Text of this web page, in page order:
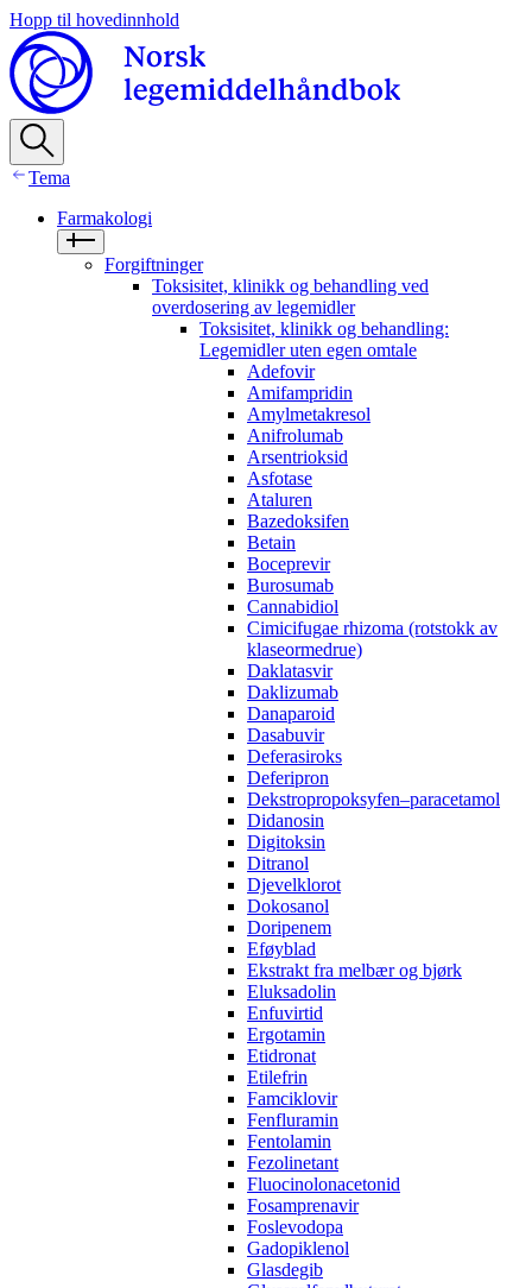
Hopp til hovedinnhold
Tema
Farmakologi
Forgiftninger
Toksisitet, klinikk og behandling ved
overdosering av legemidler
Toksisitet, klinikk og behandling:
Legemidler uten egen omtale
Adefovir
Amifampridin
Amylmetakresol
Anifrolumab
Arsentrioksid
Asfotase
Ataluren
Bazedoksifen
Betain
Boceprevir
Burosumab
Cannabidiol
Cimicifugae rhizoma (rotstokk av
klaseormedrue)
Daklatasvir
Daklizumab
Danaparoid
Dasabuvir
Deferasiroks
Deferipron
Dekstropropoksyfen–paracetamol
Didanosin
Digitoksin
Ditranol
Djevelklorot
Dokosanol
Doripenem
Eføyblad
Ekstrakt fra melbær og bjørk
Eluksadolin
Enfuvirtid
Ergotamin
Etidronat
Etilefrin
Famciklovir
Fenfluramin
Fentolamin
Fezolinetant
Fluocinolonacetonid
Fosamprenavir‌ ‍ ​‍​‍‌‍ ‌ ​‍‌‍‍‌‌‍‌ ‌‍‍‌‌‍ ‍​‍​‍​ ‍‍​‍​‍‌ ​ ‌‍​‌‌‍ ‍‌‍‍‌‌ ‌​‌ ‍‌​‍ ‍‌‍‍‌‌‍ ​‍​‍​‍ ​​‍​‍‌‍‍​‌ ​‍‌‍‌‌‌‍‌‍​‍​‍​ ‍‍​‍​‍​‍ ‌ ​ ‌ ‌​‌ ‌‌‌‍‌​‌‍‍‌‌‍ ​‍ ‌‍‍‌‌‍ ‍‌ ‌​‌‍‌‌‌‍ ‍‌ ‌​​‍ ‌‍‌‌‌‍‌​‌‍‍‌‌ ‌​​‍ ‌‍ ‌‌‍ ‌‍‌​‌‍‌‌​ ‌‌ ​​‌ ​‍‌‍‌‌‌ ​ ‌‍‌‌‌‍ ‍‌ ‌​‌‍​‌‌ ‌​‌‍‍‌‌‍ ‌‍ ‍​ ‍ ‌‍‍‌‌‍‌​​ ‌​ ‌​‌‍‌‌​ ‌‍​ ‌​​ ‍​​ ​​​ ‌​​ ‌ ​‍ ‌‌‍​ ‌‍‌‍‌‍‌​‌‍‌‌​‍ ‌​ ‌​‌‍​‌​ ​ ​ ‍‌​‍ ‌​ ‍​‌‍​‍‌‍‌‌​ ‌‌​‍ ‌​ ‌‍​ ‌​​ ‌‌‌‍‌‌​ ​‍​ ‌‍‌‍‌​‌‍‌‍‌‍‌‍‌‍‌‍​ ‌‍​ ‍​​ ‍ ‌ ‌​‌ ‍‌‌ ​​‌‍‌‌​ ‌‌ ​ ‌ ‌‌‌‍​‍‌ ​ ‌ ‌​‌‍​‌‌‍ ‍‌‍​ ‌‍‌‌​ ‍ ‌ ​​‌‍​‌‌ ‌​‌‍‍​​ ‌‌‍ ‍‌‍​‌‌‍ ‌‌‍‌‌​ ‌‍​‍‌‍​‌‌ ​ ‌‍‌‌‌‌‌‌‌ ​‍‌‍ ​​ ‌​‍‌‌​ ​‍‌​‌‍‌ ​ ‌ ‌​‌ ‌‌‌‍‌​‌‍‍‌‌‍ ​‍‌‍‌‍‍‌‌‍‌​​ ‌​ ‌​‌‍‌‌​ ‌‍​ ‌​​ ‍​​ ​​​ ‌​​ ‌ ​‍ ‌‌‍​ ‌‍‌‍‌‍‌​‌‍‌‌​‍ ‌​ ‌​‌‍​‌​ ​ ​ ‍‌​‍ ‌​ ‍​‌‍​‍‌‍‌‌​ ‌‌​‍ ‌​ ‌‍​ ‌​​ ‌‌‌‍‌‌​ ​‍​ ‌‍‌‍‌​‌‍‌‍‌‍‌‍‌‍‌‍​ ‌‍​ ‍​​‍‌‍‌ ‌​‌ ‍‌‌ ​​‌‍‌‌​ ‌‌ ​ ‌ ‌‌‌‍​‍‌ ​ ‌ ‌​‌‍​‌‌‍ ‍‌‍​ ‌‍‌‌​‍‌‍‌ ​​‌‍​‌‌ ‌​‌‍‍​​ ‌‌‍ ‍‌‍​‌‌‍ ‌‌‍‌‌​‍‌‍‌ ​​‌‍‌‌‌ ​‍‌ ​ ‌ ​​‌‍‌‌‌‍​ ‌ ‌​‌‍‍‌‌ ‌‍‌‍‌‌​ ‌‌ ​​‌ ‌‌‌‍​‍‌‍ ​‌‍‍‌‌ ​ ‌‍‍​‌‍‌‌‌‍‌​​‍​‍‌ ‌
Foslevodopa
Gadopiklenol
Glasdegib